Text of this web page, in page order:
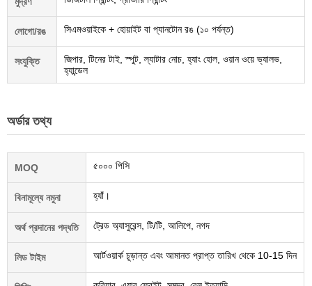
লোগো/রঙ সিএমওয়াইকে + হোয়াইট বা প্যানটোন রঙ (১০ পর্যন্ত)
সংযুক্তি
জিপার, টিনের টাই, স্পুট, ল্যাটার নোচ, হ্যাং হোল, ওয়ান ওয়ে ভ্যালভ,
হ্যান্ডেল
অর্ডার তথ্য
MOQ ৫০০০ পিসি
বিনামূল্যে নমুনা হ্যাঁ।
অর্থ প্রদানের পদ্ধতি ট্রেড অ্যাসুরেন্স, টি/টি, আলিপে, নগদ
লিড টাইম আর্টওয়ার্ক চূড়ান্ত এবং আমানত প্রাপ্ত তারিখ থেকে 10-15 দিন